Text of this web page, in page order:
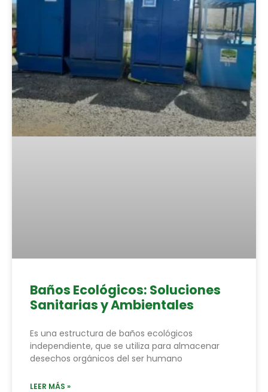
Baños Ecológicos: Soluciones
Sanitarias y Ambientales
Es una estructura de baños ecológicos
independiente, que se utiliza para almacenar
desechos orgánicos del ser humano
LEER MÁS »